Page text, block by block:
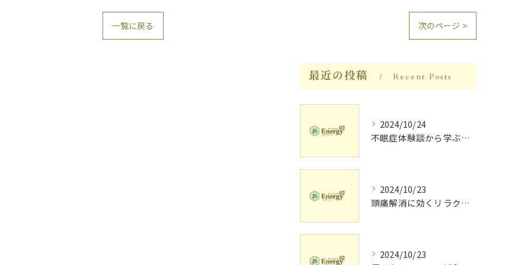
一覧に戻る 次のページ >
最近の投稿 Recent Posts
2024/10/24
不眠症体験談から学ぶ睡眠質向上法
2024/10/23
頭痛解消に効くリラク体験談
2024/10/23